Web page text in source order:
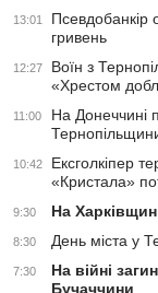
13:01
Псевдобанкір
гривень
12:27
Воїн з
«Хрестом
11:00
На Донеччині
10:42
Ексголкіпер
«Кристала»
9:30 На
8:30 День міста у
7:30
На війні
Бучаччини